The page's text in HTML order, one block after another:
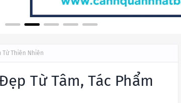
Từ Thiên Nhiên
Từ Tâm, Tác Phẩm